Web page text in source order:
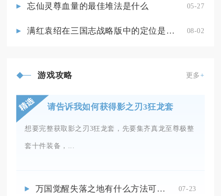
忘仙灵尊血量的最佳堆法是什么 05-27
满红袁绍在三国志战略版中的定位是什么 08-02
游戏攻略 更多+
请告诉我如何获得影之刃3狂龙套
想要完整获取影之刃3狂龙套，先要集齐真龙至尊极整
套十件装备，...
万国觉醒失落之地有什么方法可以到达敌国 07-23